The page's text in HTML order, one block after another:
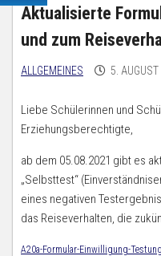
Aktualisierte
und zum
ALLGEMEINES 5. AUGUST
Liebe Schülerinnen und
Erziehungsberechtigte,
ab dem 05.08.2021 gibt es
„Selbsttest“
eines negativen
das Reiseverhalten, die
A20a-Formular-Einwilligung-